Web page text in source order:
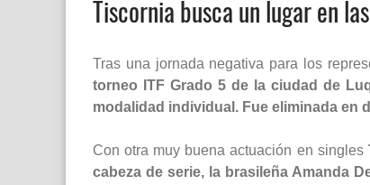
Tiscornia busca un lugar en
Tras una jornada negativa para los
torneo ITF Grado 5 de la ciudad de
modalidad individual. Fue eliminada en
Con otra muy buena actuación en singles
cabeza de serie, la brasileña Amanda